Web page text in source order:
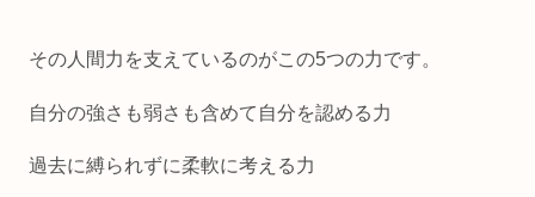
その人間力を支えているのがこの5つの力です。
自分の強さも弱さも含めて自分を認める力
過去に縛られずに柔軟に考える力